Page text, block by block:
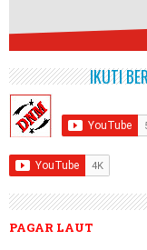
IKUTI
PAGAR LAUT